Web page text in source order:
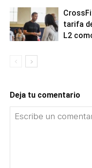
tarifa
L2
Deja tu comentario